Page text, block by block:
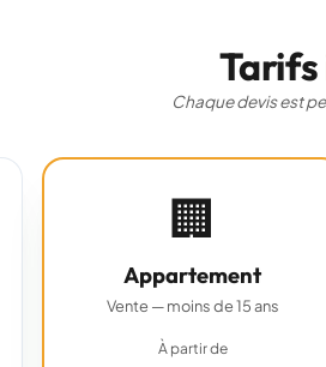
Tarifs
Chaque devis est
🏢
Appartement
Vente — moins de 15 ans
À partir de